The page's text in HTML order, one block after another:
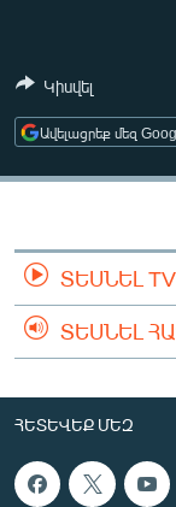
ՍՊՈՐՏ
ԱՐԽԻՎ
ՏԵՍԱՆՅՈՒԹԵՐ
ԲԱՆԱՎԵՃ
ՓՈԴՔԱՍԹ
Հայերեն
Կիսվել
Ավելացրեք մեզ
ՏԵՍՆԵԼ
ՏԵՍՆԵԼ
ՀԵՏԵՎԵՔ ՄԵԶ